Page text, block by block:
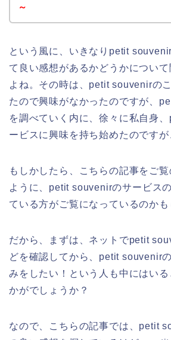
～
という風に、いきなりpetit
て良い感想があるかどうかについ
よね。その時は、petit souvenirの
たので興味がなかったのですが、
を調べていく内に、徐々に私自身
ービスに興味を持ち始めたのですが
もしかしたら、こちらの記事をご
ように、petit souvenirのサービス
ている方がご覧になっているのかも
だから、まずは、ネットでpetit
どを確認してから、petit souvenir
みをしたい！という人も中にはい
かがでしょうか？
なので、こちらの記事では、petit